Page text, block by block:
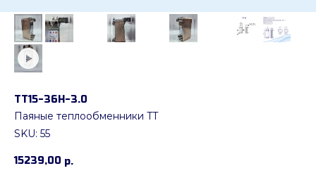
ТТ15-36H-3.0
Паяные теплообменники TT
SKU: 55
15239,00 р.